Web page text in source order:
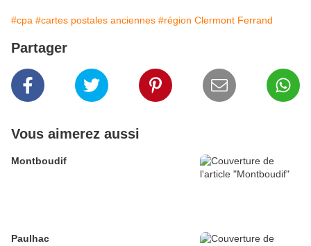
#cpa #cartes postales anciennes #région Clermont Ferrand
Partager
Vous aimerez aussi
Montboudif
Paulhac